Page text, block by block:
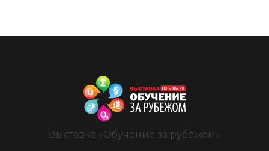
Выставка «Обучение за рубежом»